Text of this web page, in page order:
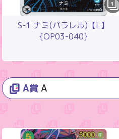
1
S-1 ナミ(パラレル)【L】
{OP03-040}
A賞 A